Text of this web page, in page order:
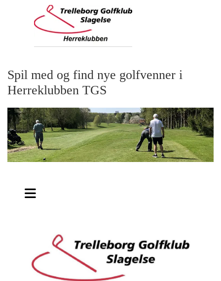
Spil med og find nye golfvenner i
Herreklubben TGS